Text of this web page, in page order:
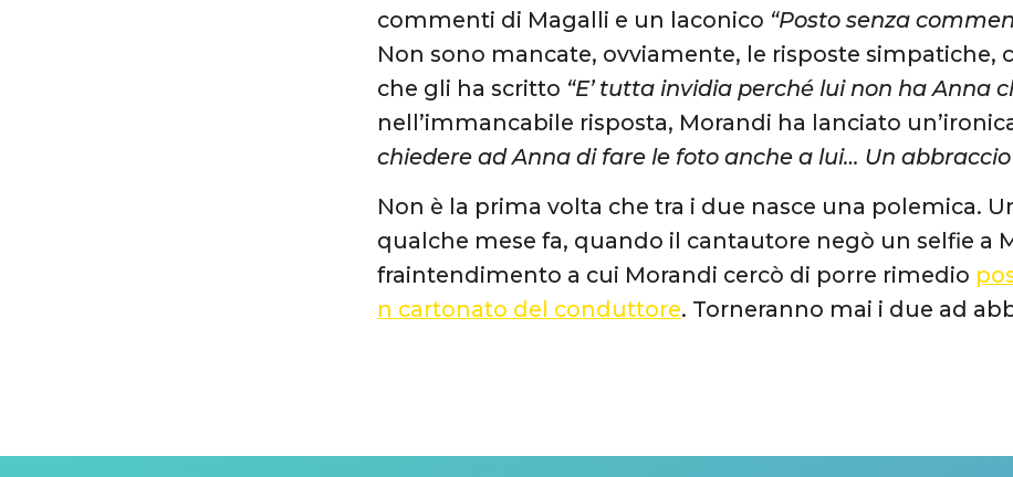
commenti di Magalli e un laconico “Posto senza
Non sono mancate, ovviamente, le risposte simpatiche,
che gli ha scritto “E’ tutta invidia perché lui non ha Anna
nell’immancabile risposta, Morandi ha lanciato
chiedere ad Anna di fare le foto anche a lui… Un
Non è la prima volta che tra i due nasce una polemica.
qualche mese fa, quando il cantautore negò un selfie a
fraintendimento a cui Morandi cercò di porre rimedio
n cartonato del conduttore. Torneranno mai i due ad